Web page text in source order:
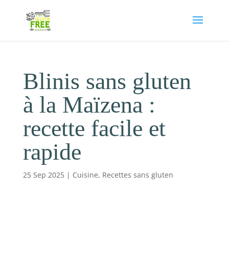
Blinis sans gluten
à la Maïzena :
recette facile et
rapide
25 Sep 2025| Cuisine, Recettes sans gluten